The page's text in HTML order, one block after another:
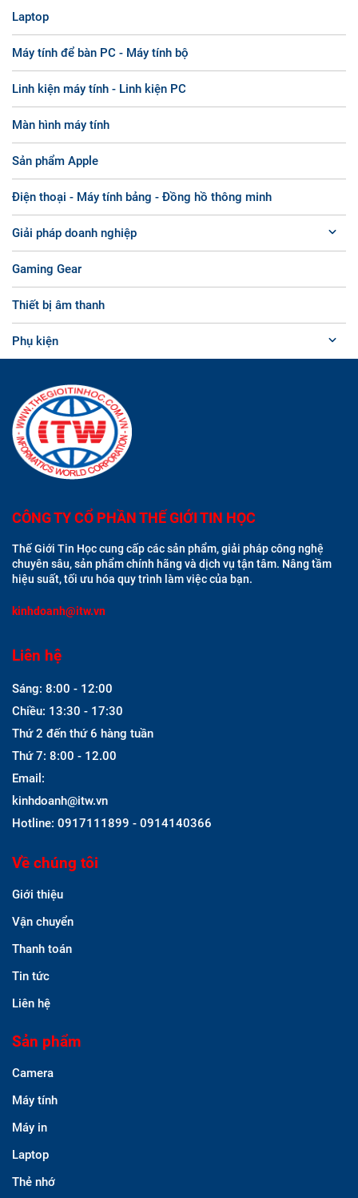
Laptop
Máy tính để bàn PC - Máy tính bộ
Linh kiện máy tính - Linh kiện PC
Màn hình máy tính
Sản phẩm Apple
Điện thoại - Máy tính bảng - Đồng hồ thông minh
Giải pháp doanh nghiệp
Gaming Gear
Thiết bị âm thanh
Phụ kiện
CÔNG TY CỔ PHẦN THẾ GIỚI TIN HỌC
Thế Giới Tin Học cung cấp các sản phẩm, giải pháp công nghệ
chuyên sâu, sản phẩm chính hãng và dịch vụ tận tâm. Nâng tầm
hiệu suất, tối ưu hóa quy trình làm việc của bạn.
kinhdoanh@itw.vn
Liên hệ
Sáng: 8:00 - 12:00
Chiều: 13:30 - 17:30
Thứ 2 đến thứ 6 hàng tuần
Thứ 7: 8:00 - 12.00
Email:
kinhdoanh@itw.vn
Hotline: 0917111899 - 0914140366
Về chúng tôi
Giới thiệu
Vận chuyển
Thanh toán
Tin tức
Liên hệ
Sản phẩm
Camera
Máy tính
Máy in
Laptop
Thẻ nhớ